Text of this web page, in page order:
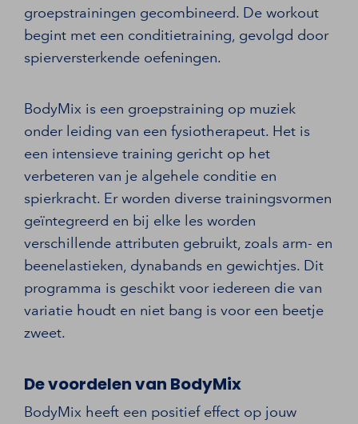
groepstrainingen gecombineerd. De workout
begint met een conditietraining, gevolgd door
spierversterkende oefeningen.
BodyMix is een groepstraining op muziek
onder leiding van een fysiotherapeut. Het is
een intensieve training gericht op het
verbeteren van je algehele conditie en
spierkracht. Er worden diverse trainingsvormen
geïntegreerd en bij elke les worden
verschillende attributen gebruikt, zoals arm- en
beenelastieken, dynabands en gewichtjes. Dit
programma is geschikt voor iedereen die van
variatie houdt en niet bang is voor een beetje
zweet.
De voordelen van BodyMix
BodyMix heeft een positief effect op jouw